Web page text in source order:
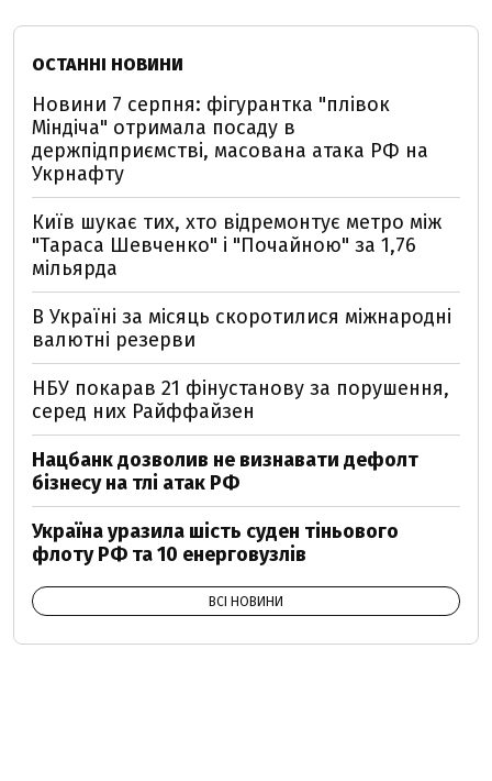
ОСТАННІ НОВИНИ
Новини 7 серпня: фігурантка "плівок
Міндіча" отримала посаду в
держпідприємстві, масована атака РФ на
Укрнафту
Київ шукає тих, хто відремонтує метро між
"Тараса Шевченко" і "Почайною" за 1,76
мільярда
В Україні за місяць скоротилися міжнародні
валютні резерви
НБУ покарав 21 фінустанову за порушення,
серед них Райффайзен
Нацбанк дозволив не визнавати дефолт
бізнесу на тлі атак РФ
Україна уразила шість суден тіньового
флоту РФ та 10 енерговузлів
ВСІ НОВИНИ